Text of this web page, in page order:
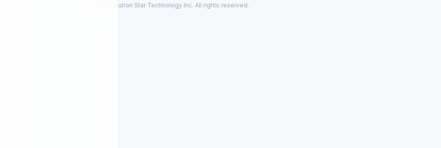
© 2026 Neutron Star Technology Inc. All rights reserved.